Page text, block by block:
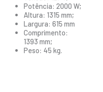
Potência: 2000 W;
Altura: 1315 mm;
Largura: 615 mm
Comprimento:
1393 mm;
Peso: 45 kg.